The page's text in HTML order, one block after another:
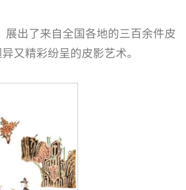
出了来自全国各地的三百余件皮
又精彩纷呈的皮影艺术。